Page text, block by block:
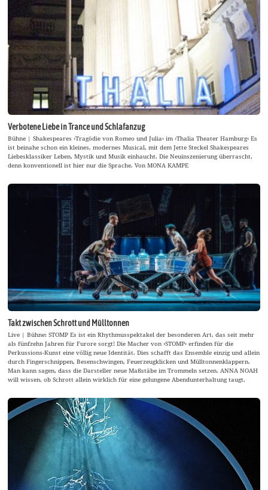
Verbotene Liebe in Trance und Schlafanzug
Bühne | Shakespeares ›Tragödie von Romeo und Julia‹ im ›Thalia Theater Hamburg‹ Es
ist beinahe schon ein kleines, modernes Musical, mit dem Jette Steckel Shakespeares
Liebesklassiker Leben, Mystik und Musik einhaucht. Die Neuinszenierung überrascht,
denn konventionell ist hier nur die Sprache. Von MONA KAMPE
Takt zwischen Schrott und Mülltonnen
Live | Bühne: STOMP Es ist ein Rhythmusspektakel der besonderen Art, das seit mehr
als fünfzehn Jahren für Furore sorgt! Die Macher von ›STOMP‹ erfinden für die
Perkussions-Kunst eine völlig neue Identität. Dies schafft das Ensemble einzig und allein
durch Fingerschnippen, Besenschwingen, Feuerzeugklicken und Mülltonnenklappern.
Man kann sagen, dass die Darsteller neue Maßstäbe im Trommeln setzen. ANNA NOAH
will wissen, ob Schrott allein wirklich für eine gelungene Abendunterhaltung taugt.